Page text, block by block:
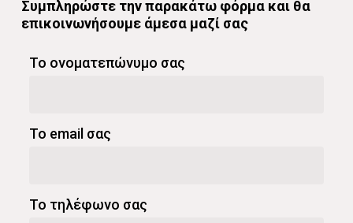
Συμπληρώστε τηνπαρακάτω φόρμα και θα
επικοινωνήσουμε άμεσα μαζί σας
Το ονοματεπώνυμο σας
Το email σας
Το τηλέφωνο σας